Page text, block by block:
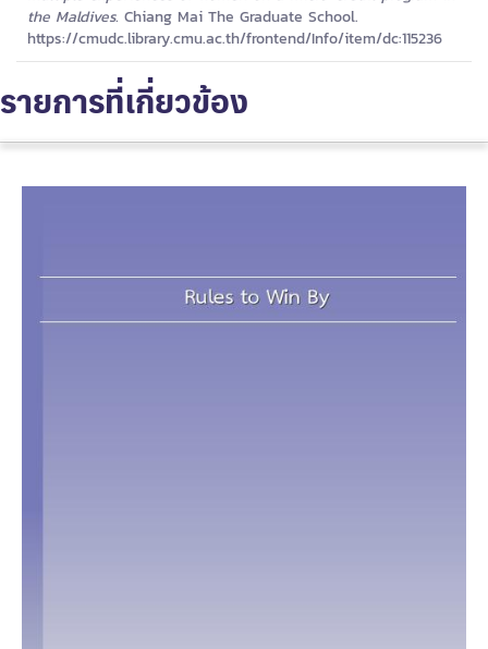
the Maldives. Chiang Mai The Graduate School.
https://cmudc.library.cmu.ac.th/frontend/Info/item/dc:115236
รายการที่เกี่ยวข้อง